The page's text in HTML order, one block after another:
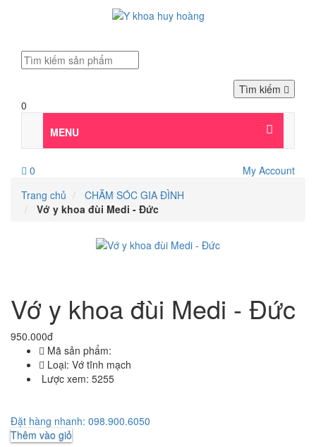
Tìm kiếm
0
MENU
My Account
0
Trang chủ
CHĂM SÓC GIA ĐÌNH
Vớ y khoa đùi Medi - Đức
Vớ y khoa đùi Medi - Đức
950.000đ
Mã sản phẩm:
Loại: Vớ tĩnh mạch
Lược xem: 5255
Đặt hàng nhanh: 098.900.6050
Thêm vào giỏ